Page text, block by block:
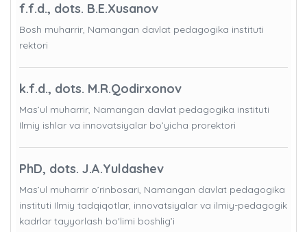
f.f.d., dots. B.E.Xusanov
Bosh muharrir, Namangan davlat pedagogika instituti
rektori
k.f.d., dots. M.R.Qodirxonov
Mas’ul muharrir, Namangan davlat pedagogika instituti
Ilmiy ishlar va innovatsiyalar bo’yicha prorektori
PhD, dots. J.A.Yuldashev
Mas’ul muharrir o’rinbosari, Namangan davlat pedagogika
instituti Ilmiy tadqiqotlar, innovatsiyalar va ilmiy-pedagogik
kadrlar tayyorlash bo'limi boshlig’i